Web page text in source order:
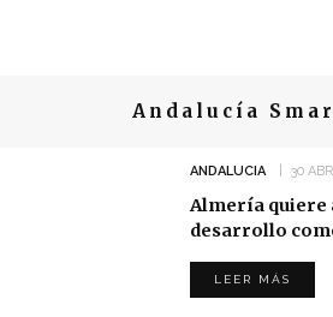
Andalucía
ANDALUCIA 30
Almería quiere
desarrollo
LEER MÁS